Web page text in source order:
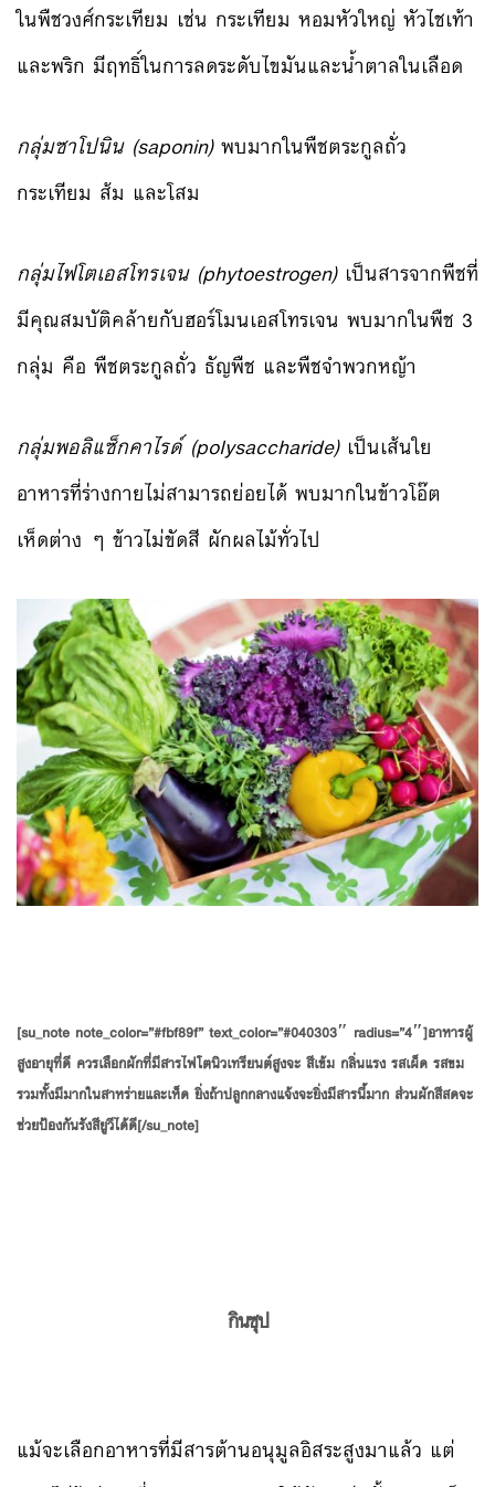
ในพืชวงศ์กระเทียม เช่น กระเทียม หอมหัวใหญ่ หัวไชเท้า
และพริก มีฤทธิ์ในการลดระดับไขมันและน้ำตาลในเลือด
กลุ่มซาโปนิน (saponin)พบมากในพืชตระกูลถั่ว
กระเทียม ส้ม และโสม
กลุ่มไฟโตเอสโทรเจน (phytoestrogen)เป็นสารจากพืชที่
มีคุณสมบัติคล้ายกับฮอร์โมนเอสโทรเจน พบมากในพืช 3
กลุ่ม คือ พืชตระกูลถั่ว ธัญพืช และพืชจำพวกหญ้า
กลุ่มพอลิแซ็กคาไรด์ (polysaccharide)เป็นเส้นใย
อาหารที่ร่างกายไม่สามารถย่อยได้ พบมากในข้าวโอ๊ต
เห็ดต่าง ๆ ข้าวไม่ขัดสี ผักผลไม้ทั่วไป
[su_note note_color=”#fbf89f” text_color=”#040303″ radius=”4″]อาหารผู้
สูงอายุที่ดี ควรเลือกผักที่มีสารไฟโตนิวเทรียนต์สูงจะ สีเข้ม กลิ่นแรง รสเผ็ด รสขม
รวมทั้งมีมากในสาหร่ายและเห็ด ยิ่งถ้าปลูกกลางแจ้งจะยิ่งมีสารนี้มาก ส่วนผักสีสดจะ
ช่วยป้องกันรังสียูวีได้ดี[/su_note]
กินซุป
แม้จะเลือกอาหารที่มีสารต้านอนุมูลอิสระสูงมาแล้ว แต่